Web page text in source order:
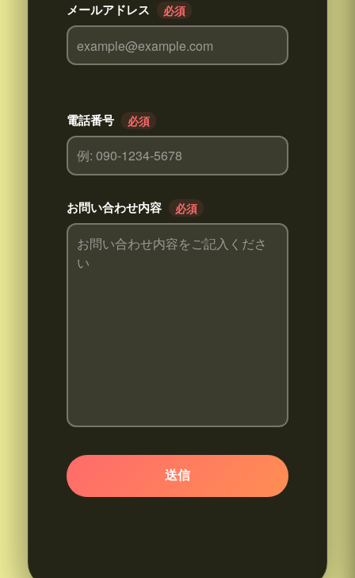
メールアドレス 必須
電話番号 必須
お問い合わせ内容 必須